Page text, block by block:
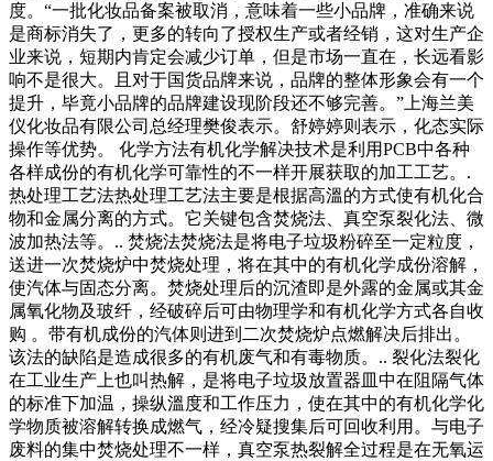
度。“一批化妆品备案被取消，意味着一些小品牌，准确来说
是商标消失了，更多的转向了授权生产或者经销，这对生产企
业来说，短期内肯定会减少订单，但是市场一直在，长远看影
响不是很大。且对于国货品牌来说，品牌的整体形象会有一个
提升，毕竟小品牌的品牌建设现阶段还不够完善。”上海兰美
仪化妆品有限公司总经理樊俊表示。舒婷婷则表示，化态实际
操作等优势。 化学方法有机化学解决技术是利用PCB中各种
各样成份的有机化学可靠性的不一样开展获取的加工工艺。.
热处理工艺法热处理工艺法主要是根据高溫的方式使有机化合
物和金属分离的方式。它关键包含焚烧法、真空泵裂化法、微
波加热法等。.. 焚烧法焚烧法是将电子垃圾粉碎至一定粒度，
送进一次焚烧炉中焚烧处理，将在其中的有机化学成份溶解，
使汽体与固态分离。焚烧处理后的沉渣即是外露的金属或其金
属氧化物及玻纤，经破碎后可由物理学和有机化学方式各自收
购 。带有机成份的汽体则进到二次焚烧炉点燃解决后排出。
该法的缺陷是造成很多的有机废气和有毒物质。.. 裂化法裂化
在工业生产上也叫热解，是将电子垃圾放置器皿中在阻隔气体
的标准下加温，操纵溫度和工作压力，使在其中的有机化学化
学物质被溶解转换成燃气，经冷疑搜集后可回收利用。与电子
废料的集中焚烧处理不一样，真空泵热裂解全过程是在无氧运